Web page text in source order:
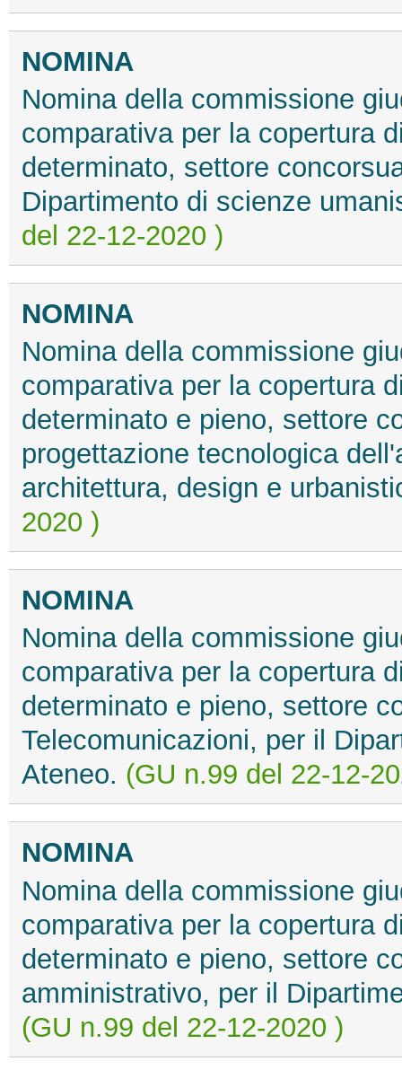
NOMINA
Nomina della commissione
comparativa per la copertura
determinato, settore
Dipartimento di scienze
del 22-12-2020 )
NOMINA
Nomina della commissione
comparativa per la copertura
determinato e pieno, settore
progettazione tecnologica
architettura, design e
2020 )
NOMINA
Nomina della commissione
comparativa per la copertura
determinato e pieno, settore
Telecomunicazioni, per il
Ateneo. (GU n.99 del 22-12-
NOMINA
Nomina della commissione
comparativa per la copertura
determinato e pieno, settore
amministrativo, per il
(GU n.99 del 22-12-2020 )